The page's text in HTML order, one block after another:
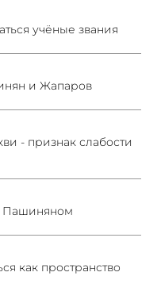
учёные звания
и Жапаров
- признак слабости
Пашиняном
как пространство